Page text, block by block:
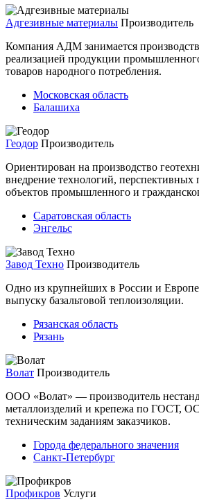
Адгезивные материалы Производитель
Компания АДМ занимается
реализацией продукции
товаров народного потребления.
Московская область
Балашиха
Геодор Производитель
Ориентирован на производство
внедрение технологий, перспективных
объектов промышленного и
Саратовская область
Энгельс
Завод Техно Производитель
Одно из крупнейших в России и
выпуску базальтовой теплоизоляции.
Рязанская область
Рязань
Волат Производитель
ООО «Волат» — производитель
металлоизделий и крепежа по ГОСТ,
техническим заданиям заказчиков.
Города федерального значения
Санкт-Петербург
Профикров Услуги